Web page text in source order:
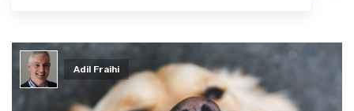
Adil Fraihi